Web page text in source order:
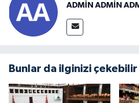
ADMİN ADMİN
Bunlar da ilginizi çekebilir